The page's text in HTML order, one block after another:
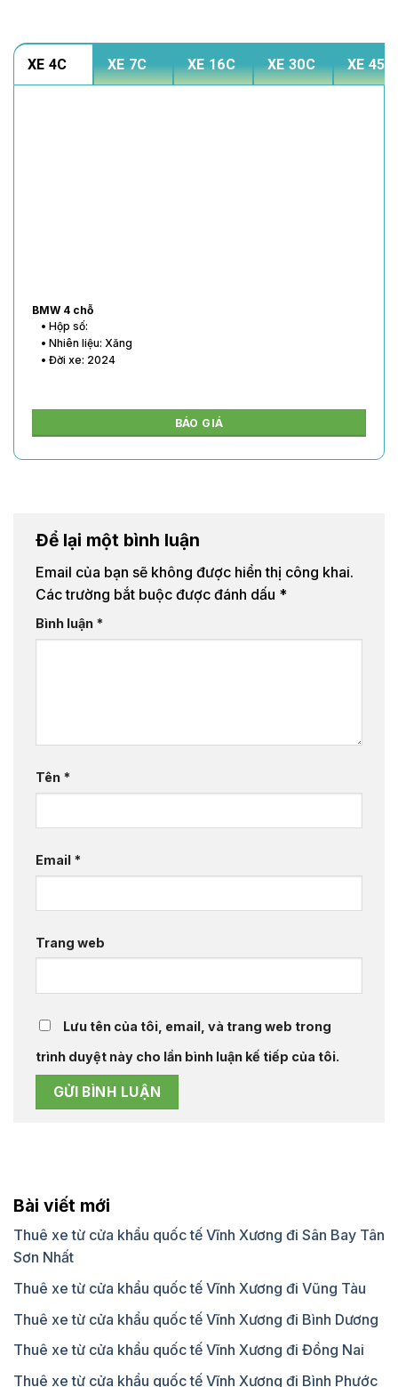
XE 4C XE 7C XE 16C XE 30C XE 45C
BMW 4 chỗ
• Hộp số:
• Nhiên liệu: Xăng
• Đời xe: 2024
BÁO GIÁ
Để lại một bình luận
Email của bạn sẽ không được hiển thị công khai.
Các trường bắt buộc được đánh dấu *
Bình luận *
Tên *
Email *
Trang web
Lưu tên của tôi, email, và trang web trong
trình duyệt này cho lần bình luận kế tiếp của tôi.
Bài viết mới
Thuê xe từ cửa khẩu quốc tế Vĩnh Xương đi Sân Bay Tân
Sơn Nhất
Thuê xe từ cửa khẩu quốc tế Vĩnh Xương đi Vũng Tàu
Thuê xe từ cửa khẩu quốc tế Vĩnh Xương đi Bình Dương
Thuê xe từ cửa khẩu quốc tế Vĩnh Xương đi Đồng Nai
Thuê xe từ cửa khẩu quốc tế Vĩnh Xương đi Bình Phước